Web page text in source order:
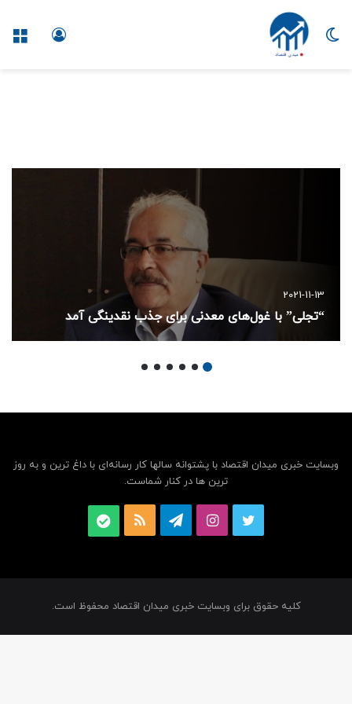
تغییر
پوسته
2021-11-13
“تجلی” با غول‌های معدنی برای جذب نقدینگی آمد
وبسایت خبری میدان اقتصاد با پشتوانه سالها کار رسانه‌ای با داغ ترین و به روز
ترین ها در کنار شماست.
توییتر اینستاگرام
تلگرام خوراک
کلیه حقوق برای وبسایت خبری میدان اقتصاد محفوظ است.